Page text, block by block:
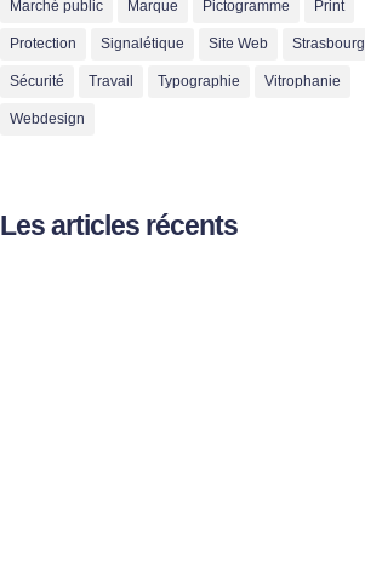
Marché public Marque Pictogramme Print
Protection Signalétique Site Web Strasbourg
Sécurité Travail Typographie Vitrophanie
Webdesign
Les articles récents